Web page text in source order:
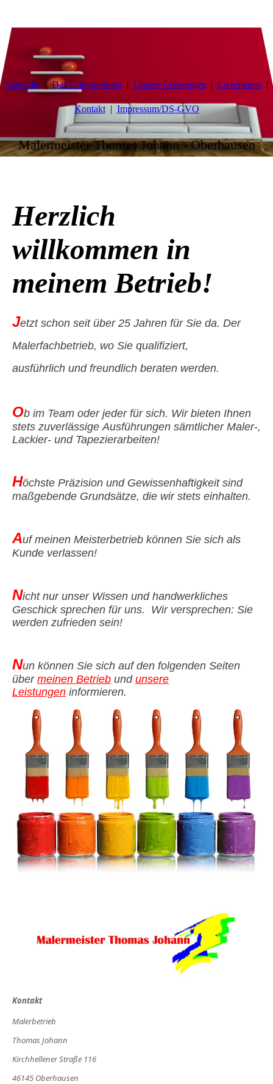
Startseite Das Unternehmen Unsere Leistungen Lieferanten
Kontakt Impressum/DS-GVO
Malermeister Thomas Johann - Oberhausen
Herzlich
willkommen in
meinem Betrieb!
Jetzt schon seit über 25 Jahren für Sie da. Der
Malerfachbetrieb, wo Sie qualifiziert,
ausführlich und freundlich beraten werden.
Ob im Team oder jeder für sich. Wir bieten Ihnen
stets zuverlässigeAusführungen sämtlicher Maler-,
Lackier- und Tapezierarbeiten!
Höchste Präzision und Gewissenhaftigkeit sind
maßgebende Grundsätze, die wir stets einhalten.
Auf meinen Meisterbetrieb können Sie sich als
Kunde verlassen!
Nicht nur unser Wissen und handwerkliches
Geschick sprechen für uns. Wir versprechen: Sie
werden zufrieden sein!
Nun können Sie sich auf den folgenden Seiten
über meinen Betrieb und unsere
Leistungen informieren.
Kontakt
Malerbetrieb
Thomas Johann
Kirchhellener Straße 116
46145 Oberhausen